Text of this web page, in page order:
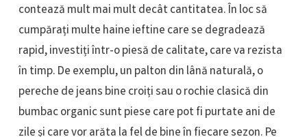
contează mult mai mult decât cantitatea. În loc să
cumpărați multe haine ieftine care se degradează
rapid, investiți într-o piesă de calitate, care va rezista
în timp. De exemplu, un palton din lână naturală, o
pereche de jeans bine croiți sau o rochie clasică din
bumbac organic sunt piese care pot fi purtate ani de
zile și care vor arăta la fel de bine în fiecare sezon. Pe